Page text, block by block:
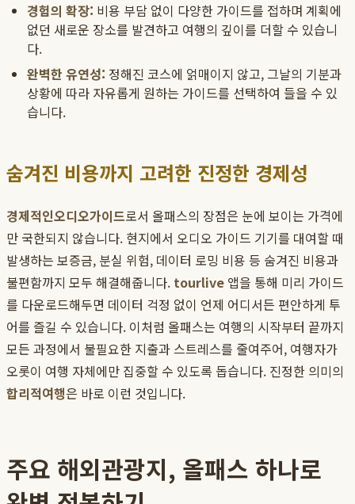
경험의 확장: 비용 부담 없이 다양한 가이드를 접하며 계획에
없던 새로운 장소를 발견하고 여행의 깊이를 더할 수 있습니
다.
완벽한 유연성: 정해진 코스에 얽매이지 않고, 그날의 기분과
상황에 따라 자유롭게 원하는 가이드를 선택하여 들을 수 있
습니다.
숨겨진 비용까지 고려한 진정한 경제성
경제적인오디오가이드로서 올패스의 장점은 눈에 보이는 가격에
만 국한되지 않습니다. 현지에서 오디오 가이드 기기를 대여할 때
발생하는 보증금, 분실 위험, 데이터 로밍 비용 등 숨겨진 비용과
불편함까지 모두 해결해줍니다. tourlive 앱을 통해 미리 가이드
를 다운로드해두면 데이터 걱정 없이 언제 어디서든 편안하게 투
어를 즐길 수 있습니다. 이처럼 올패스는 여행의 시작부터 끝까지
모든 과정에서 불필요한 지출과 스트레스를 줄여주어, 여행자가
오롯이 여행 자체에만 집중할 수 있도록 돕습니다. 진정한 의미의
합리적여행은 바로 이런 것입니다.
주요 해외관광지, 올패스 하나로